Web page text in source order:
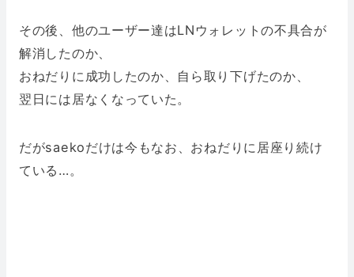
その後、他のユーザー達はLNウォレットの不具合が
解消したのか、
おねだりに成功したのか、自ら取り下げたのか、
翌日には居なくなっていた。
だがsaekoだけは今もなお、おねだりに居座り続け
ている…。